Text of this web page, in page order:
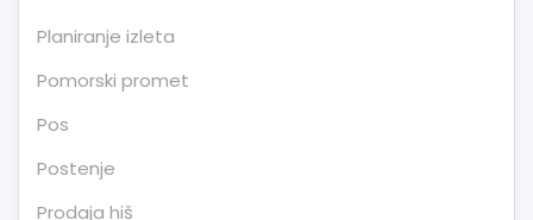
Planiranje izleta
Pomorski promet
Pos
Postenje
Prodaja hiš